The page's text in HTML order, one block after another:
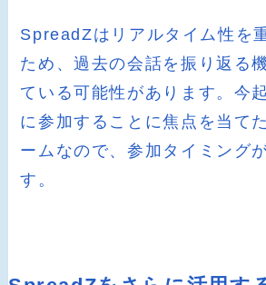
SpreadZはリアルタイム性を
ため、過去の会話を振り返る
ている可能性があります。今
に参加することに焦点を当て
ームなので、参加タイミング
す。